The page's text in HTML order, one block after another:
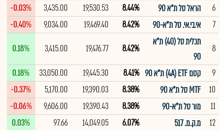
6
הראל סל ת"א 90 8.44%
19,530.53
3,435.00
-0.03%
7
אי.בי.אי. סל ת"א-90 8.42%
19,469.40
9,034.00
-0.40%
8
תכלית סל (40) ת"א
90
8.42%
19,476.77
3,415.00
0.18%
9
קסם 4A) ETF) ת"א 90 8.41%
19,445.30
33,050.00
0.18%
10
MTF סל‏ ת"א 90 8.38%
19,390.03
5,170.00
-0.37%
11
מור סל ת"א-90 8.38%
19,390.43
9,606.00
-0.06%
12
מ.ק.מ. 517 6.07%
14,049.05
97.66
0.03%